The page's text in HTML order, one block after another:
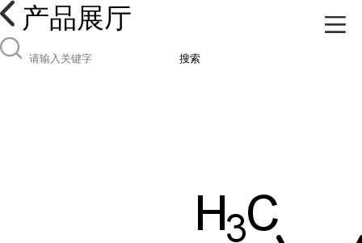
产品展厅
搜索